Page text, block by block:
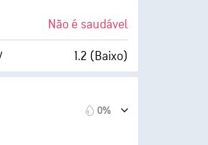
Não é saudável
1.2 (Baixo)
Index™
100%
0%